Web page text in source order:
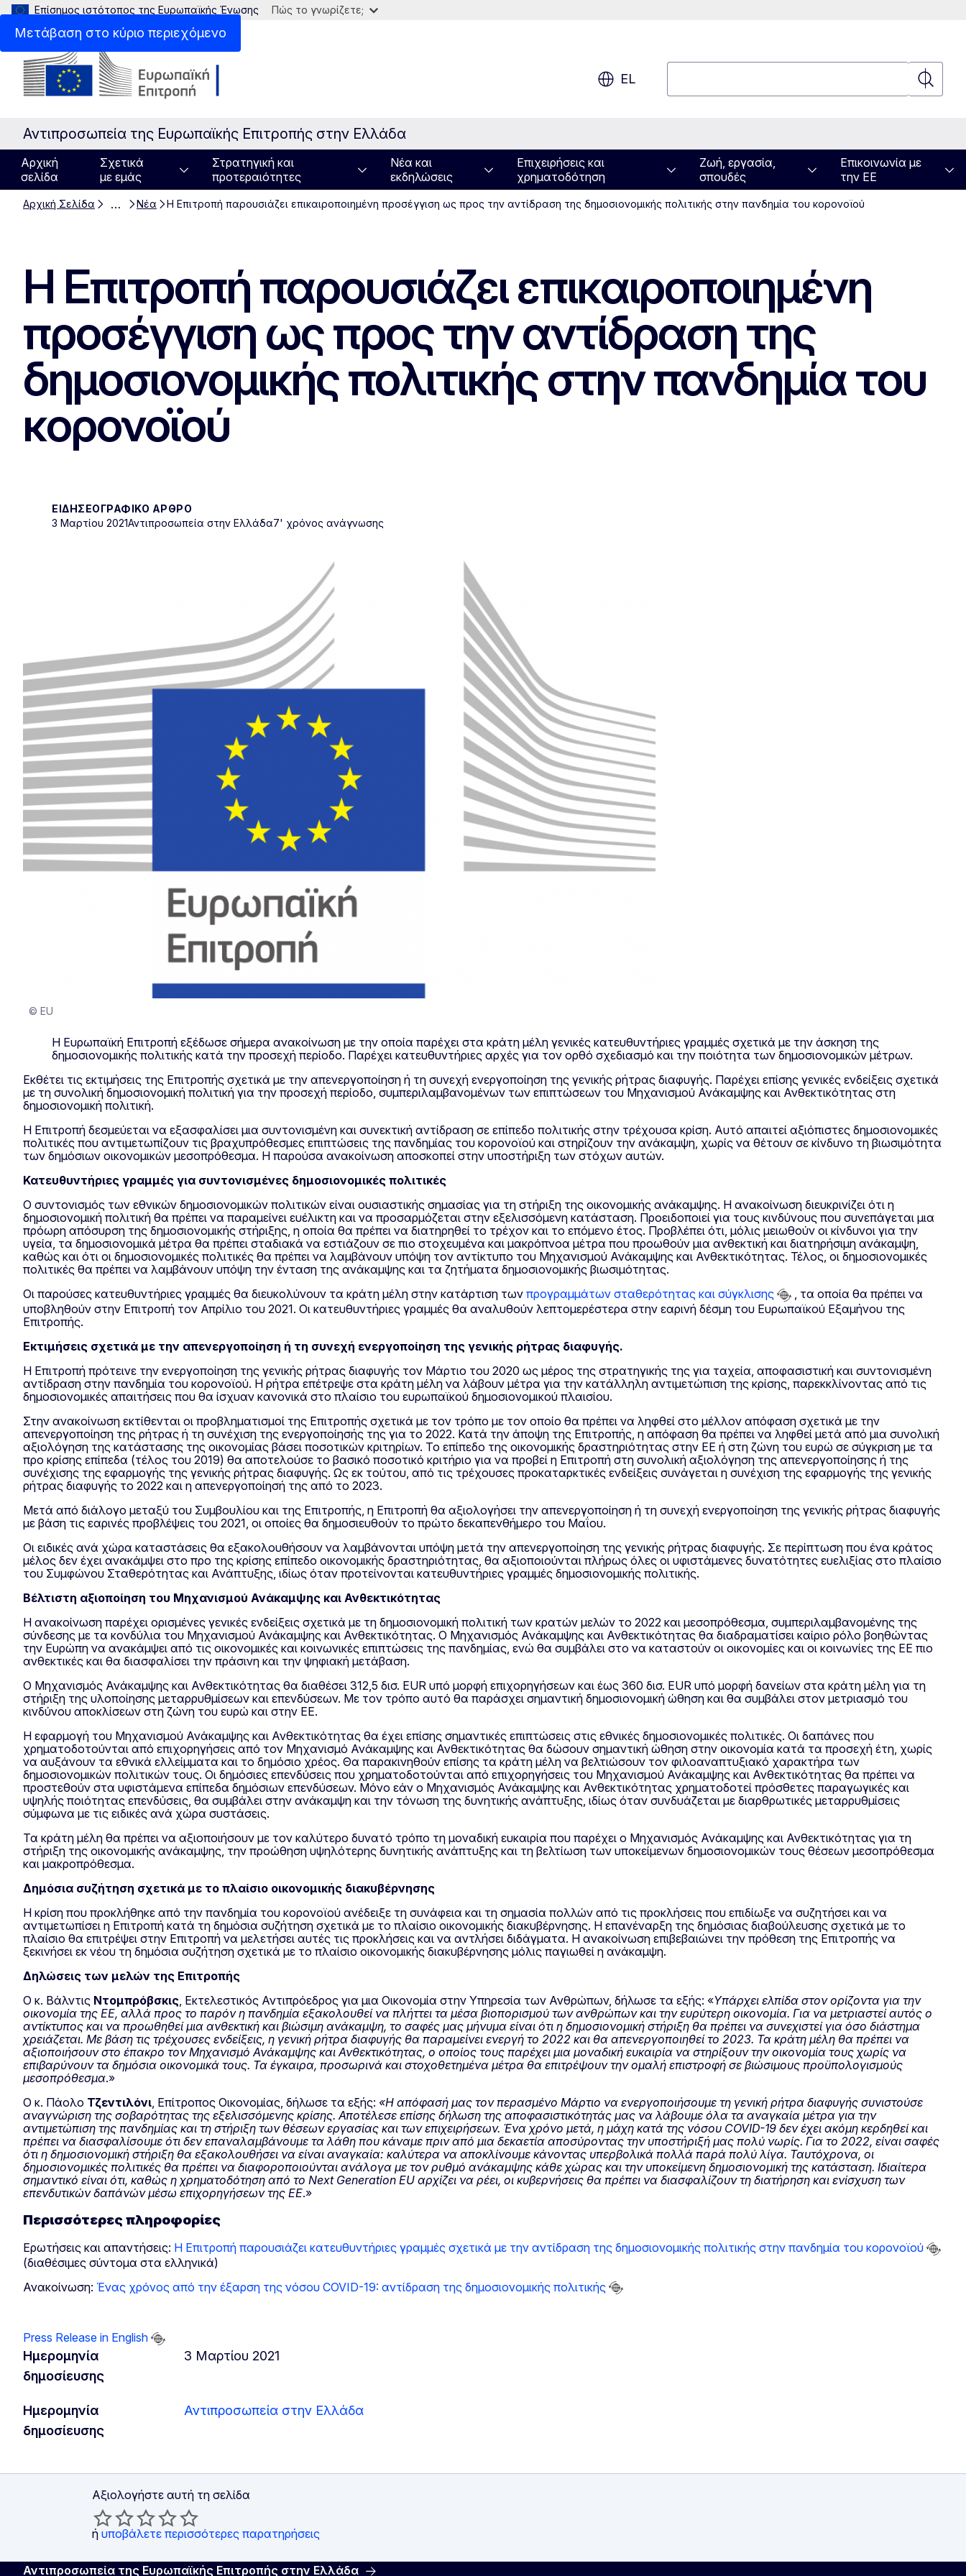
Μετάβαση στο κύριο περιεχόμενο
Επίσημος ιστότοπος της Ευρωπαϊκής Ένωσης Πώς το γνωρίζετε;
EL
Αντιπροσωπεία της Ευρωπαϊκής Επιτροπής στην Ελλάδα
Αρχική
σελίδα
Σχετικά
με εμάς
Στρατηγική και
προτεραιότητες
Νέα και
εκδηλώσεις
Επιχειρήσεις και
χρηματοδότηση
Ζωή, εργασία,
σπουδές
Επικοινωνία με
την ΕΕ
Αρχική Σελίδα … Νέα Η Επιτροπή παρουσιάζει επικαιροποιημένη προσέγγιση ως προς την αντίδραση της δημοσιονομικής πολιτικής στην πανδημία του κορονοϊού
Η Επιτροπή παρουσιάζει επικαιροποιημένη
προσέγγιση ως προς την αντίδραση της
δημοσιονομικής πολιτικής στην πανδημία του
κορονοϊού
ΕΙΔΗΣΕΟΓΡΑΦΙΚΌ ΆΡΘΡΟ
3 Μαρτίου 2021Αντιπροσωπεία στην Ελλάδα7' χρόνος ανάγνωσης
© EU
Η Ευρωπαϊκή Επιτροπή εξέδωσε σήμερα ανακοίνωση με την οποία παρέχει στα κράτη μέλη γενικές κατευθυντήριες γραμμές σχετικά με την άσκηση της
δημοσιονομικής πολιτικής κατά την προσεχή περίοδο. Παρέχει κατευθυντήριες αρχές για τον ορθό σχεδιασμό και την ποιότητα των δημοσιονομικών μέτρων.
Εκθέτει τις εκτιμήσεις της Επιτροπής σχετικά με την απενεργοποίηση ή τη συνεχή ενεργοποίηση της γενικής ρήτρας διαφυγής. Παρέχει επίσης γενικές ενδείξεις σχετικά
με τη συνολική δημοσιονομική πολιτική για την προσεχή περίοδο, συμπεριλαμβανομένων των επιπτώσεων του Μηχανισμού Ανάκαμψης και Ανθεκτικότητας στη
δημοσιονομική πολιτική.
Η Επιτροπή δεσμεύεται να εξασφαλίσει μια συντονισμένη και συνεκτική αντίδραση σε επίπεδο πολιτικής στην τρέχουσα κρίση. Αυτό απαιτεί αξιόπιστες δημοσιονομικές
πολιτικές που αντιμετωπίζουν τις βραχυπρόθεσμες επιπτώσεις της πανδημίας του κορονοϊού και στηρίζουν την ανάκαμψη, χωρίς να θέτουν σε κίνδυνο τη βιωσιμότητα
των δημόσιων οικονομικών μεσοπρόθεσμα. Η παρούσα ανακοίνωση αποσκοπεί στην υποστήριξη των στόχων αυτών.
Κατευθυντήριες γραμμές για συντονισμένες δημοσιονομικές πολιτικές
Ο συντονισμός των εθνικών δημοσιονομικών πολιτικών είναι ουσιαστικής σημασίας για τη στήριξη της οικονομικής ανάκαμψης. Η ανακοίνωση διευκρινίζει ότι η
δημοσιονομική πολιτική θα πρέπει να παραμείνει ευέλικτη και να προσαρμόζεται στην εξελισσόμενη κατάσταση. Προειδοποιεί για τους κινδύνους που συνεπάγεται μια
πρόωρη απόσυρση της δημοσιονομικής στήριξης, η οποία θα πρέπει να διατηρηθεί το τρέχον και το επόμενο έτος. Προβλέπει ότι, μόλις μειωθούν οι κίνδυνοι για την
υγεία, τα δημοσιονομικά μέτρα θα πρέπει σταδιακά να εστιάζουν σε πιο στοχευμένα και μακρόπνοα μέτρα που προωθούν μια ανθεκτική και διατηρήσιμη ανάκαμψη,
καθώς και ότι οι δημοσιονομικές πολιτικές θα πρέπει να λαμβάνουν υπόψη τον αντίκτυπο του Μηχανισμού Ανάκαμψης και Ανθεκτικότητας. Τέλος, οι δημοσιονομικές
πολιτικές θα πρέπει να λαμβάνουν υπόψη την ένταση της ανάκαμψης και τα ζητήματα δημοσιονομικής βιωσιμότητας.
Οι παρούσες κατευθυντήριες γραμμές θα διευκολύνουν τα κράτη μέλη στην κατάρτιση των προγραμμάτων σταθερότητας και σύγκλισης
, τα οποία θα πρέπει να
υποβληθούν στην Επιτροπή τον Απρίλιο του 2021. Οι κατευθυντήριες γραμμές θα αναλυθούν λεπτομερέστερα στην εαρινή δέσμη του Ευρωπαϊκού Εξαμήνου της
Επιτροπής.
Εκτιμήσεις σχετικά με την απενεργοποίηση ή τη συνεχή ενεργοποίηση της γενικής ρήτρας διαφυγής.
Η Επιτροπή πρότεινε την ενεργοποίηση της γενικής ρήτρας διαφυγής τον Μάρτιο του 2020 ως μέρος της στρατηγικής της για ταχεία, αποφασιστική και συντονισμένη
αντίδραση στην πανδημία του κορονοϊού. Η ρήτρα επέτρεψε στα κράτη μέλη να λάβουν μέτρα για την κατάλληλη αντιμετώπιση της κρίσης, παρεκκλίνοντας από τις
δημοσιονομικές απαιτήσεις που θα ίσχυαν κανονικά στο πλαίσιο του ευρωπαϊκού δημοσιονομικού πλαισίου.
Στην ανακοίνωση εκτίθενται οι προβληματισμοί της Επιτροπής σχετικά με τον τρόπο με τον οποίο θα πρέπει να ληφθεί στο μέλλον απόφαση σχετικά με την
απενεργοποίηση της ρήτρας ή τη συνέχιση της ενεργοποίησής της για το 2022. Κατά την άποψη της Επιτροπής, η απόφαση θα πρέπει να ληφθεί μετά από μια συνολική
αξιολόγηση της κατάστασης της οικονομίας βάσει ποσοτικών κριτηρίων. Το επίπεδο της οικονομικής δραστηριότητας στην ΕΕ ή στη ζώνη του ευρώ σε σύγκριση με τα
προ κρίσης επίπεδα (τέλος του 2019) θα αποτελούσε το βασικό ποσοτικό κριτήριο για να προβεί η Επιτροπή στη συνολική αξιολόγηση της απενεργοποίησης ή της
συνέχισης της εφαρμογής της γενικής ρήτρας διαφυγής. Ως εκ τούτου, από τις τρέχουσες προκαταρκτικές ενδείξεις συνάγεται η συνέχιση της εφαρμογής της γενικής
ρήτρας διαφυγής το 2022 και η απενεργοποίησή της από το 2023.
Μετά από διάλογο μεταξύ του Συμβουλίου και της Επιτροπής, η Επιτροπή θα αξιολογήσει την απενεργοποίηση ή τη συνεχή ενεργοποίηση της γενικής ρήτρας διαφυγής
με βάση τις εαρινές προβλέψεις του 2021, οι οποίες θα δημοσιευθούν το πρώτο δεκαπενθήμερο του Μαΐου.
Οι ειδικές ανά χώρα καταστάσεις θα εξακολουθήσουν να λαμβάνονται υπόψη μετά την απενεργοποίηση της γενικής ρήτρας διαφυγής. Σε περίπτωση που ένα κράτος
μέλος δεν έχει ανακάμψει στο προ της κρίσης επίπεδο οικονομικής δραστηριότητας, θα αξιοποιούνται πλήρως όλες οι υφιστάμενες δυνατότητες ευελιξίας στο πλαίσιο
του Συμφώνου Σταθερότητας και Ανάπτυξης, ιδίως όταν προτείνονται κατευθυντήριες γραμμές δημοσιονομικής πολιτικής.
Βέλτιστη αξιοποίηση του Μηχανισμού Ανάκαμψης και Ανθεκτικότητας
Η ανακοίνωση παρέχει ορισμένες γενικές ενδείξεις σχετικά με τη δημοσιονομική πολιτική των κρατών μελών το 2022 και μεσοπρόθεσμα, συμπεριλαμβανομένης της
σύνδεσης με τα κονδύλια του Μηχανισμού Ανάκαμψης και Ανθεκτικότητας. Ο Μηχανισμός Ανάκαμψης και Ανθεκτικότητας θα διαδραματίσει καίριο ρόλο βοηθώντας
την Ευρώπη να ανακάμψει από τις οικονομικές και κοινωνικές επιπτώσεις της πανδημίας, ενώ θα συμβάλει στο να καταστούν οι οικονομίες και οι κοινωνίες της ΕΕ πιο
ανθεκτικές και θα διασφαλίσει την πράσινη και την ψηφιακή μετάβαση.
Ο Μηχανισμός Ανάκαμψης και Ανθεκτικότητας θα διαθέσει 312,5 δισ. EUR υπό μορφή επιχορηγήσεων και έως 360 δισ. EUR υπό μορφή δανείων στα κράτη μέλη για τη
στήριξη της υλοποίησης μεταρρυθμίσεων και επενδύσεων. Με τον τρόπο αυτό θα παράσχει σημαντική δημοσιονομική ώθηση και θα συμβάλει στον μετριασμό του
κινδύνου αποκλίσεων στη ζώνη του ευρώ και στην ΕΕ.
Η εφαρμογή του Μηχανισμού Ανάκαμψης και Ανθεκτικότητας θα έχει επίσης σημαντικές επιπτώσεις στις εθνικές δημοσιονομικές πολιτικές. Οι δαπάνες που
χρηματοδοτούνται από επιχορηγήσεις από τον Μηχανισμό Ανάκαμψης και Ανθεκτικότητας θα δώσουν σημαντική ώθηση στην οικονομία κατά τα προσεχή έτη, χωρίς
να αυξάνουν τα εθνικά ελλείμματα και το δημόσιο χρέος. Θα παρακινηθούν επίσης τα κράτη μέλη να βελτιώσουν τον φιλοαναπτυξιακό χαρακτήρα των
δημοσιονομικών πολιτικών τους. Οι δημόσιες επενδύσεις που χρηματοδοτούνται από επιχορηγήσεις του Μηχανισμού Ανάκαμψης και Ανθεκτικότητας θα πρέπει να
προστεθούν στα υφιστάμενα επίπεδα δημόσιων επενδύσεων. Μόνο εάν ο Μηχανισμός Ανάκαμψης και Ανθεκτικότητας χρηματοδοτεί πρόσθετες παραγωγικές και
υψηλής ποιότητας επενδύσεις, θα συμβάλει στην ανάκαμψη και την τόνωση της δυνητικής ανάπτυξης, ιδίως όταν συνδυάζεται με διαρθρωτικές μεταρρυθμίσεις
σύμφωνα με τις ειδικές ανά χώρα συστάσεις.
Τα κράτη μέλη θα πρέπει να αξιοποιήσουν με τον καλύτερο δυνατό τρόπο τη μοναδική ευκαιρία που παρέχει ο Μηχανισμός Ανάκαμψης και Ανθεκτικότητας για τη
στήριξη της οικονομικής ανάκαμψης, την προώθηση υψηλότερης δυνητικής ανάπτυξης και τη βελτίωση των υποκείμενων δημοσιονομικών τους θέσεων μεσοπρόθεσμα
και μακροπρόθεσμα.
Δημόσια συζήτηση σχετικά με το πλαίσιο οικονομικής διακυβέρνησης
Η κρίση που προκλήθηκε από την πανδημία του κορονοϊού ανέδειξε τη συνάφεια και τη σημασία πολλών από τις προκλήσεις που επιδίωξε να συζητήσει και να
αντιμετωπίσει η Επιτροπή κατά τη δημόσια συζήτηση σχετικά με το πλαίσιο οικονομικής διακυβέρνησης. Η επανέναρξη της δημόσιας διαβούλευσης σχετικά με το
πλαίσιο θα επιτρέψει στην Επιτροπή να μελετήσει αυτές τις προκλήσεις και να αντλήσει διδάγματα. Η ανακοίνωση επιβεβαιώνει την πρόθεση της Επιτροπής να
ξεκινήσει εκ νέου τη δημόσια συζήτηση σχετικά με το πλαίσιο οικονομικής διακυβέρνησης μόλις παγιωθεί η ανάκαμψη.
Δηλώσεις των μελών της Επιτροπής
Ο κ. Βάλντις Ντομπρόβσκις , Εκτελεστικός Αντιπρόεδρος για μια Οικονομία στην Υπηρεσία των Ανθρώπων, δήλωσε τα εξής: «Υπάρχει ελπίδα στον ορίζοντα για την
οικονομία της ΕΕ, αλλά προς το παρόν η πανδημία εξακολουθεί να πλήττει τα μέσα βιοπορισμού των ανθρώπων και την ευρύτερη οικονομία. Για να μετριαστεί αυτός ο
αντίκτυπος και να προωθηθεί μια ανθεκτική και βιώσιμη ανάκαμψη, το σαφές μας μήνυμα είναι ότι η δημοσιονομική στήριξη θα πρέπει να συνεχιστεί για όσο διάστημα
χρειάζεται. Με βάση τις τρέχουσες ενδείξεις, η γενική ρήτρα διαφυγής θα παραμείνει ενεργή το 2022 και θα απενεργοποιηθεί το 2023. Τα κράτη μέλη θα πρέπει να
αξιοποιήσουν στο έπακρο τον Μηχανισμό Ανάκαμψης και Ανθεκτικότητας, ο οποίος τους παρέχει μια μοναδική ευκαιρία να στηρίξουν την οικονομία τους χωρίς να
επιβαρύνουν τα δημόσια οικονομικά τους. Τα έγκαιρα, προσωρινά και στοχοθετημένα μέτρα θα επιτρέψουν την ομαλή επιστροφή σε βιώσιμους προϋπολογισμούς
μεσοπρόθεσμα.»
Ο κ. Πάολο Τζεντιλόνι , Επίτροπος Οικονομίας, δήλωσε τα εξής: «Η απόφασή μας τον περασμένο Μάρτιο να ενεργοποιήσουμε τη γενική ρήτρα διαφυγής συνιστούσε
αναγνώριση της σοβαρότητας της εξελισσόμενης κρίσης. Αποτέλεσε επίσης δήλωση της αποφασιστικότητάς μας να λάβουμε όλα τα αναγκαία μέτρα για την
αντιμετώπιση της πανδημίας και τη στήριξη των θέσεων εργασίας και των επιχειρήσεων. Ένα χρόνο μετά, η μάχη κατά της νόσου COVID-19 δεν έχει ακόμη κερδηθεί και
πρέπει να διασφαλίσουμε ότι δεν επαναλαμβάνουμε τα λάθη που κάναμε πριν από μια δεκαετία αποσύροντας την υποστήριξή μας πολύ νωρίς. Για το 2022, είναι σαφές
ότι η δημοσιονομική στήριξη θα εξακολουθήσει να είναι αναγκαία: καλύτερα να αποκλίνουμε κάνοντας υπερβολικά πολλά παρά πολύ λίγα. Ταυτόχρονα, οι
δημοσιονομικές πολιτικές θα πρέπει να διαφοροποιούνται ανάλογα με τον ρυθμό ανάκαμψης κάθε χώρας και την υποκείμενη δημοσιονομική της κατάσταση. Ιδιαίτερα
σημαντικό είναι ότι, καθώς η χρηματοδότηση από το Next Generation EU αρχίζει να ρέει, οι κυβερνήσεις θα πρέπει να διασφαλίζουν τη διατήρηση και ενίσχυση των
επενδυτικών δαπάνών μέσω επιχορηγήσεων της ΕΕ.»
Περισσότερες πληροφορίες
Ερωτήσεις και απαντήσεις: Η Επιτροπή παρουσιάζει κατευθυντήριες γραμμές σχετικά με την αντίδραση της δημοσιονομικής πολιτικής στην πανδημία του κορονοϊού
(διαθέσιμες σύντομα στα ελληνικά)
Ανακοίνωση: Ένας χρόνος από την έξαρση της νόσου COVID-19: αντίδραση της δημοσιονομικής πολιτικής
Press Release in English
Ημερομηνία
δημοσίευσης
3 Μαρτίου 2021
Ημερομηνία
δημοσίευσης
Αντιπροσωπεία στην Ελλάδα
Αξιολογήστε αυτή τη σελίδα
ή υποβάλετε περισσότερες παρατηρήσεις
Αντιπροσωπεία της Ευρωπαϊκής Επιτροπής στην Ελλάδα